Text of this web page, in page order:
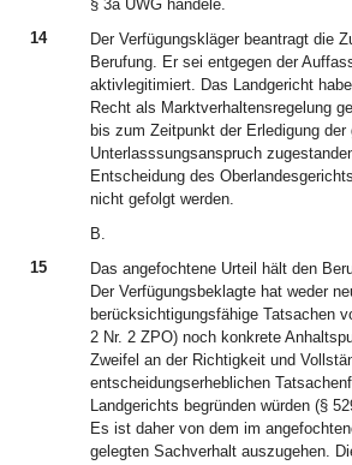
§ 3a UWG handele.
14
Der Verfügungskläger beantragt die
Berufung. Er sei entgegen der
aktivlegitimiert. Das Landgericht
Recht als Marktverhaltensregelung
bis zum Zeitpunkt der Erledigung
Unterlasssungsanspruch
Entscheidung des
nicht gefolgt werden.
B.
15
Das angefochtene Urteil hält den
Der Verfügungsbeklagte hat weder
berücksichtigungsfähige Tatsachen
2 Nr. 2 ZPO) noch konkrete
Zweifel an der Richtigkeit und
entscheidungserheblichen
Landgerichts begründen würden (§
Es ist daher von dem im
gelegten Sachverhalt auszugehen.